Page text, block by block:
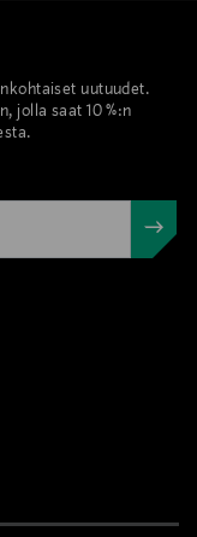
uutuudet.
jolla saat 10 %:n